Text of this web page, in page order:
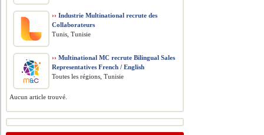
›› Industrie Multinational recrute des
Collaborateurs
Tunis, Tunisie
›› Multinational MC recrute Bilingual Sales
Representatives French / English
Toutes les régions, Tunisie
Aucun article trouvé.